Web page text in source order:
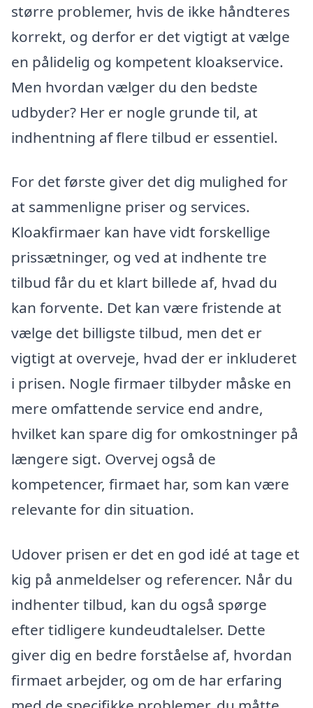
større problemer, hvis de ikke håndteres
korrekt, og derfor er det vigtigt at vælge
en pålidelig og kompetent kloakservice.
Men hvordan vælger du den bedste
udbyder? Her er nogle grunde til, at
indhentning af flere tilbud er essentiel.
For det første giver det dig mulighed for
at sammenligne priser og services.
Kloakfirmaer kan have vidt forskellige
prissætninger, og ved at indhente tre
tilbud får du et klart billede af, hvad du
kan forvente. Det kan være fristende at
vælge det billigste tilbud, men det er
vigtigt at overveje, hvad der er inkluderet
i prisen. Nogle firmaer tilbyder måske en
mere omfattende service end andre,
hvilket kan spare dig for omkostninger på
længere sigt. Overvej også de
kompetencer, firmaet har, som kan være
relevante for din situation.
Udover prisen er det en god idé at tage et
kig på anmeldelser og referencer. Når du
indhenter tilbud, kan du også spørge
efter tidligere kundeudtalelser. Dette
giver dig en bedre forståelse af, hvordan
firmaet arbejder, og om de har erfaring